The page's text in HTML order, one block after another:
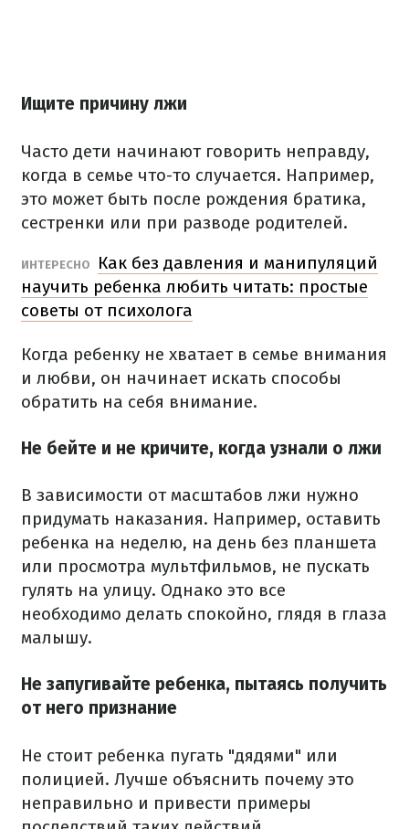
Ищите причину лжи
Часто дети начинают говорить неправду,
когда в семье что-то случается. Например,
это может быть после рождения братика,
сестренки или при разводе родителей.
ИНТЕРЕСНО
Как без давления и манипуляций
научить ребенка любить читать: простые
советы от психолога
Когда ребенку не хватает в семье внимания
и любви, он начинает искать способы
обратить на себя внимание.
Не бейте и не кричите, когда узнали о лжи
В зависимости от масштабов лжи нужно
придумать наказания. Например, оставить
ребенка на неделю, на день без планшета
или просмотра мультфильмов, не пускать
гулять на улицу. Однако это все
необходимо делать спокойно, глядя в глаза
малышу.
Не запугивайте ребенка, пытаясь получить
от него признание
Не стоит ребенка пугать "дядями" или
полицией. Лучше объяснить почему это
неправильно и привести примеры